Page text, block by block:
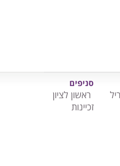
סניפים
ראשון לציון
זכיינות